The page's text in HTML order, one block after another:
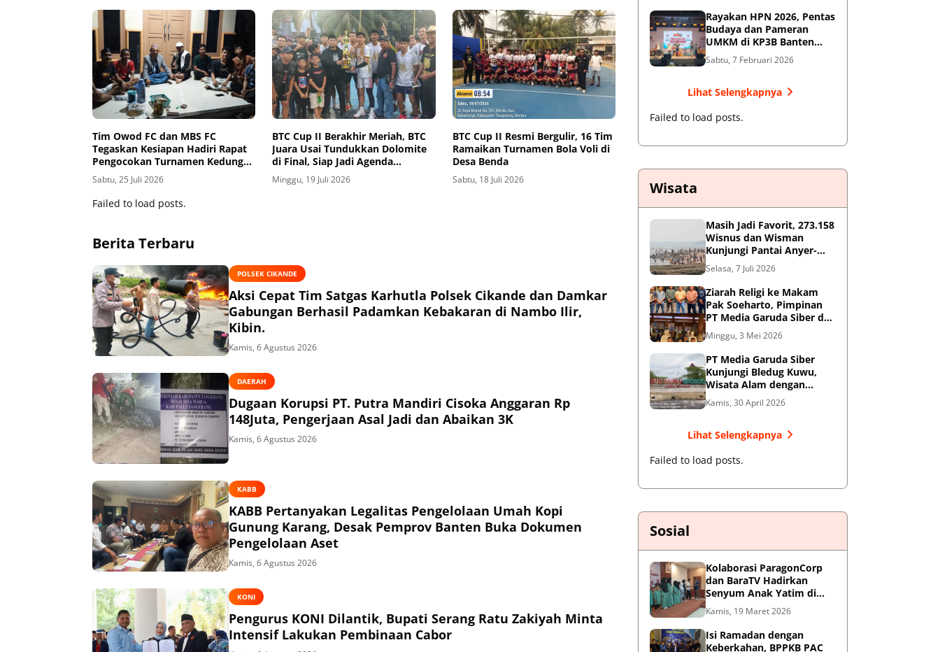
Tim Owod FC dan MBS FC
Tegaskan Kesiapan Hadiri Rapat
Pengocokan Turnamen Kedung
Wungu Cup
Sabtu, 25 Juli 2026
BTC Cup II Berakhir Meriah, BTC
Juara Usai Tundukkan Dolomite
di Final, Siap Jadi Agenda
Tahunan Kabupaten Tangerang
Minggu, 19 Juli 2026
BTC Cup II Resmi Bergulir, 16 Tim
Ramaikan Turnamen Bola Voli di
Desa Benda
Sabtu, 18 Juli 2026
Failed to load posts.
Berita Terbaru
POLSEK CIKANDE
Aksi Cepat Tim Satgas Karhutla Polsek Cikande dan Damkar
Gabungan Berhasil Padamkan Kebakaran di Nambo Ilir,
Kibin.
Kamis, 6 Agustus 2026
DAERAH
Dugaan Korupsi PT. Putra Mandiri Cisoka Anggaran Rp
148Juta, Pengerjaan Asal Jadi dan Abaikan 3K
Kamis, 6 Agustus 2026
KABB
KABB Pertanyakan Legalitas Pengelolaan Umah Kopi
Gunung Karang, Desak Pemprov Banten Buka Dokumen
Pengelolaan Aset
Kamis, 6 Agustus 2026
KONI
Pengurus KONI Dilantik, Bupati Serang Ratu Zakiyah Minta
Intensif Lakukan Pembinaan Cabor
Rayakan HPN 2026, Pentas
Budaya dan Pameran
UMKM di KP3B Banten
Sedot Antusiasme Warga
Sabtu, 7 Februari 2026
Lihat Selengkapnya
Failed to load posts.
Wisata
Masih Jadi Favorit, 273.158
Wisnus dan Wisman
Kunjungi Pantai Anyer-
Cinangka Selama Libur
Sekolah
Selasa, 7 Juli 2026
Ziarah Religi ke Makam
Pak Soeharto, Pimpinan
PT Media Garuda Siber dan
Redaksi Hormati Jasa Sang
Jendral Besar
Minggu, 3 Mei 2026
PT Media Garuda Siber
Kunjungi Bledug Kuwu,
Wisata Alam dengan
Segudang Keunikan dan
Potensi UMKM
Kamis, 30 April 2026
Lihat Selengkapnya
Failed to load posts.
Sosial
Kolaborasi ParagonCorp
dan BaraTV Hadirkan
Senyum Anak Yatim di
Hotel Le Semar Tangerang
Kamis, 19 Maret 2026
Isi Ramadan dengan
Keberkahan, BPPKB PAC